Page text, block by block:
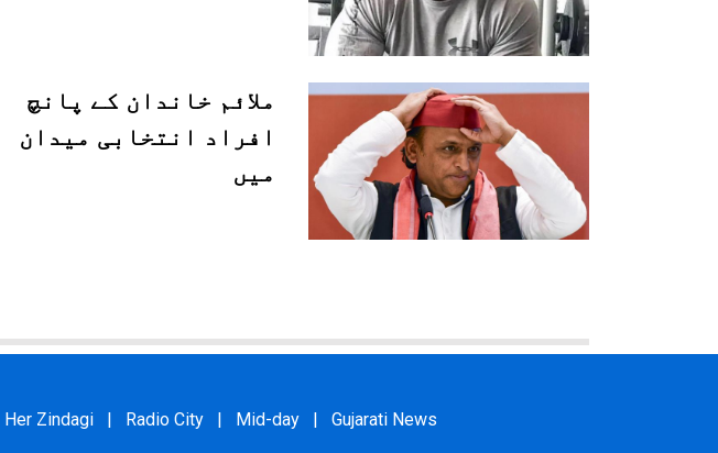
ملائم خاندان کے پانچ
افراد انتخابی میدان
میں
Her Zindagi Radio City Mid-day Gujarati News